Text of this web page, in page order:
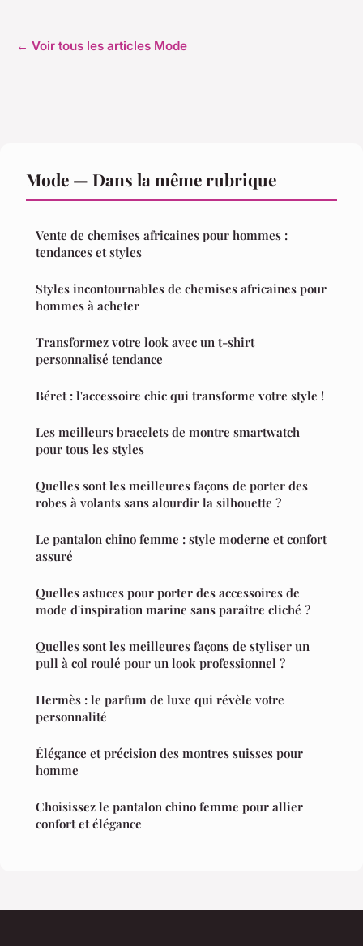
← Voir tous les articles Mode
Mode — Dans la même rubrique
Vente de chemises africaines pour hommes :
tendances et styles
Styles incontournables de chemises africaines pour
hommes à acheter
Transformez votre look avec un t-shirt
personnalisé tendance
Béret : l'accessoire chic qui transforme votre style !
Les meilleurs bracelets de montre smartwatch
pour tous les styles
Quelles sont les meilleures façons de porter des
robes à volants sans alourdir la silhouette ?
Le pantalon chino femme : style moderne et confort
assuré
Quelles astuces pour porter des accessoires de
mode d'inspiration marine sans paraître cliché ?
Quelles sont les meilleures façons de styliser un
pull à col roulé pour un look professionnel ?
Hermès : le parfum de luxe qui révèle votre
personnalité
Élégance et précision des montres suisses pour
homme
Choisissez le pantalon chino femme pour allier
confort et élégance